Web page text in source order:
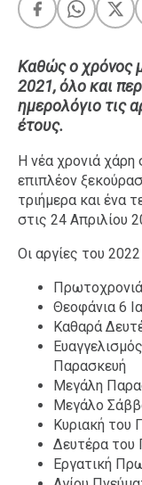
OMG
Xmas
Food
Ταξίδια
Σχέσεις
AGENDA
Agenda
Εισιτήρια
Καθώς ο χρόνος
2021, όλο και
ημερολόγιο τις
έτους.
Η νέα χρονιά χάρη
επιπλέον
τριήμερα και ένα
στις 24 Απριλίου
Οι αργίες του 2022
Θεοφάνια 6
Καθαρά
Παρασκευή
Μεγάλη
Μεγάλο
Κυριακή του
Δευτέρα του
Εργατική